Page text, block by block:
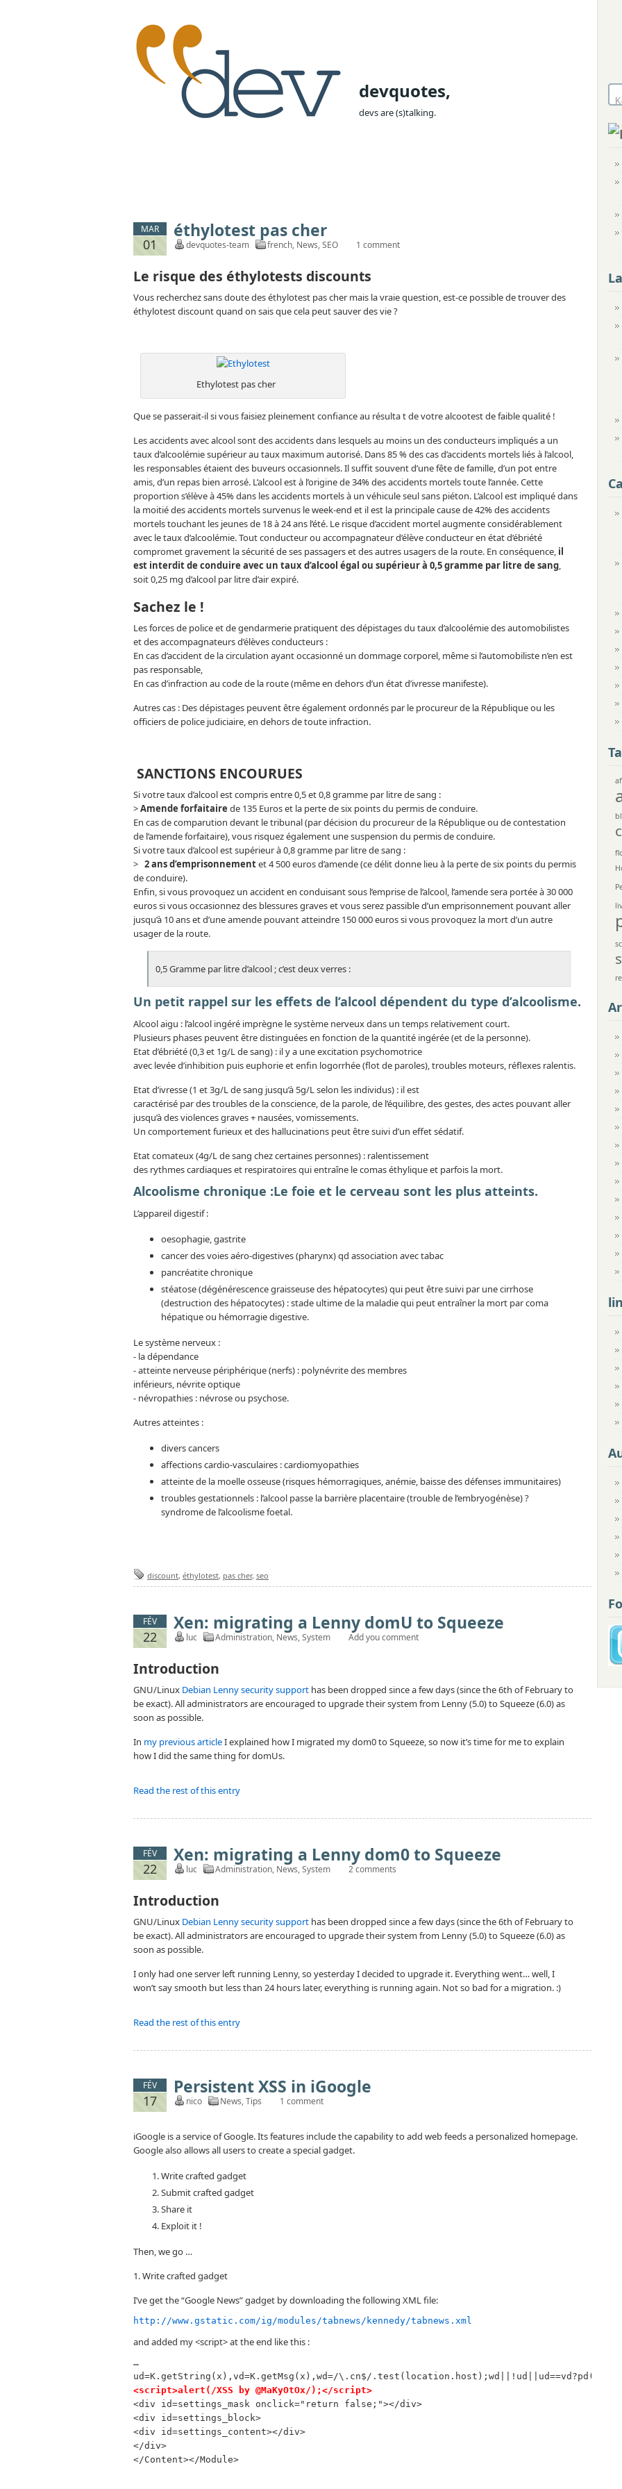
devquotes,
devs are (s)talking.
MAR
01
éthylotest pas cher
devquotes-team french, News,SEO 1 comment
Le risque des éthylotests discounts
Vous recherchez sans doute des éthylotest pas cher mais la vraie question, est-ce possible de trouver des
éthylotest discount quand on sais que cela peut sauver des vie ?
Ethylotest pas cher
Que se passerait-il si vous faisiez pleinement confiance au résulta t de votre alcootest de faible qualité !
Les accidents avec alcool sont des accidents dans lesquels au moins un des conducteurs impliqués a un
taux d’alcoolémie supérieur au taux maximum autorisé. Dans 85 % des cas d’accidents mortels liés à l’alcool,
les responsables étaient des buveurs occasionnels. Il suffit souvent d’une fête de famille, d’un pot entre
amis, d’un repas bien arrosé. L’alcool est à l’origine de 34% des accidents mortels toute l’année. Cette
proportion s’élève à 45% dans les accidents mortels à un véhicule seul sans piéton. L’alcool est impliqué dans
la moitié des accidents mortels survenus le week-end et il est la principale cause de 42% des accidents
mortels touchant les jeunes de 18 à 24 ans l’été. Le risque d’accident mortel augmente considérablement
avec le taux d’alcoolémie. Tout conducteur ou accompagnateur d’élève conducteur en état d’ébriété
compromet gravement la sécurité de ses passagers et des autres usagers de la route. En conséquence, il
est interdit de conduire avec un taux d’alcool égal ou supérieur à 0,5 gramme par litre de sang,
soit 0,25 mg d’alcool par litre d’air expiré.
Sachez le !
Les forces de police et de gendarmerie pratiquent des dépistages du taux d’alcoolémie des automobilistes
et des accompagnateurs d’élèves conducteurs :
En cas d’accident de la circulation ayant occasionné un dommage corporel, même si l’automobiliste n’en est
pas responsable,
En cas d’infraction au code de la route (même en dehors d’un état d’ivresse manifeste).
Autres cas : Des dépistages peuvent être également ordonnés par le procureur de la République ou les
officiers de police judiciaire, en dehors de toute infraction.
SANCTIONS ENCOURUES
Si votre taux d’alcool est compris entre 0,5 et 0,8 gramme par litre de sang :
>Amende forfaitaire de 135 Euros et la perte de six points du permis de conduire.
En cas de comparution devant le tribunal (par décision du procureur de la République ou de contestation
de l’amende forfaitaire), vous risquez également une suspension du permis de conduire.
Si votre taux d’alcool est supérieur à 0,8 gramme par litre de sang :
> 2 ans d’emprisonnementet 4 500 euros d’amende (ce délit donne lieu à la perte de six points du permis
de conduire).
Enfin, si vous provoquez un accident en conduisant sous l’emprise de l’alcool, l’amende sera portée à 30 000
euros si vous occasionnez des blessures graves et vous serez passible d’un emprisonnement pouvant aller
jusqu’à 10 ans et d’une amende pouvant atteindre 150 000 euros si vous provoquez la mort d’un autre
usager de la route.
0,5 Gramme par litre d’alcool ; c’est deux verres :
Un petit rappel sur les effets de l’alcool dépendent du type d’alcoolisme.
Alcool aigu : l’alcool ingéré imprègne le système nerveux dans un temps relativement court.
Plusieurs phases peuvent être distinguées en fonction de la quantité ingérée (et de la personne).
Etat d’ébriété (0,3 et 1g/L de sang) : il y a une excitation psychomotrice
avec levée d’inhibition puis euphorie et enfin logorrhée (flot de paroles), troubles moteurs, réflexes ralentis.
Etat d’ivresse (1 et 3g/L de sang jusqu’à 5g/L selon les individus) : il est
caractérisé par des troubles de la conscience, de la parole, de l’équilibre, des gestes, des actes pouvant aller
jusqu’à des violences graves + nausées, vomissements.
Un comportement furieux et des hallucinations peut être suivi d’un effet sédatif.
Etat comateux (4g/L de sang chez certaines personnes) : ralentissement
des rythmes cardiaques et respiratoires qui entraîne le comas éthylique et parfois la mort.
Alcoolisme chronique :Le foie et le cerveau sont les plus atteints.
L’appareil digestif :
oesophagie, gastrite
cancer des voies aéro-digestives (pharynx) qd association avec tabac
pancréatite chronique
stéatose (dégénérescence graisseuse des hépatocytes) qui peut être suivi par une cirrhose
(destruction des hépatocytes) : stade ultime de la maladie qui peut entraîner la mort par coma
hépatique ou hémorragie digestive.
Le système nerveux :
- la dépendance
- atteinte nerveuse périphérique (nerfs) : polynévrite des membres
inférieurs, névrite optique
- névropathies : névrose ou psychose.
Autres atteintes :
divers cancers
affections cardio-vasculaires : cardiomyopathies
atteinte de la moelle osseuse (risques hémorragiques, anémie, baisse des défenses immunitaires)
troubles gestationnels : l’alcool passe la barrière placentaire (trouble de l’embryogénèse) ?
syndrome de l’alcoolisme foetal.
discount, éthylotest, pas cher, seo
FÉV
22
Xen: migrating a Lenny domU to Squeeze
luc Administration, News,System Add you comment
Introduction
GNU/Linux Debian Lenny security support has been dropped since a few days (since the 6th of February to
be exact). All administrators are encouraged to upgrade their system from Lenny (5.0) to Squeeze (6.0) as
soon as possible.
In my previous articleI explained how I migrated my dom0 to Squeeze, so now it’s time for me to explain
how I did the same thing for domUs.
Read the rest of this entry
FÉV
22
Xen: migrating a Lenny dom0 to Squeeze
luc Administration, News,System 2 comments
Introduction
GNU/Linux Debian Lenny security support has been dropped since a few days (since the 6th of February to
be exact). All administrators are encouraged to upgrade their system from Lenny (5.0) to Squeeze (6.0) as
soon as possible.
I only had one server left running Lenny, so yesterday I decided to upgrade it. Everything went… well, I
won’t say smooth but less than 24 hours later, everything is running again. Not so bad for a migration. :)
Read the rest of this entry
FÉV
17
Persistent XSS in iGoogle
nico News,Tips 1 comment
iGoogle is a service of Google. Its features include the capability to add web feeds a personalized homepage.
Google also allows all users to create a special gadget.
Write crafted gadget
Submit crafted gadget
Share it
Exploit it !
Then, we go …
1. Write crafted gadget
I’ve get the “Google News” gadget by downloading the following XML file:
http://www.gstatic.com/ig/modules/tabnews/kennedy/tabnews.xml
and added my <script> at the end like this :
…
<script>alert(/XSS by @MaKyOtOx/);</script>
<div id=settings_mask onclick="return false;"></div>
<div id=settings_block>
<div id=settings_content></div>
</div>
</Content></Module>